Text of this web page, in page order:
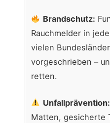
Brandschutz:
Rauchmelder in
vielen
vorgeschrieben –
retten.
Unfallprävention:
Matten, gesicherte